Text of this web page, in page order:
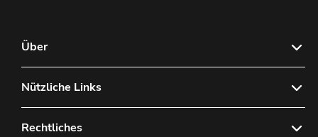
Über
Bestellportal
Sitemap
Nützliche Links
Kontaktieren Sie uns
Rechtliches